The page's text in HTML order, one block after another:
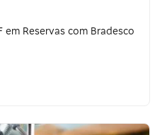
em Reservas com Bradesco